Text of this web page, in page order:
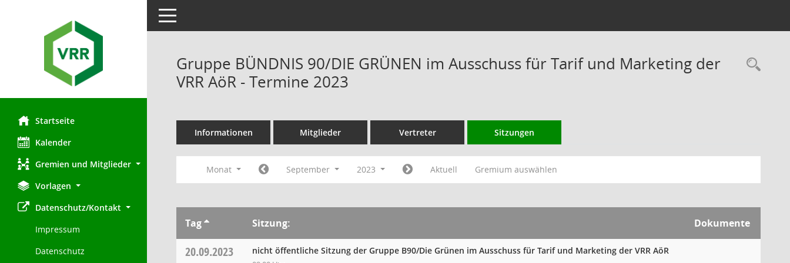
Startseite
Kalender
Gremien und Mitglieder
Vorlagen
Datenschutz/Kontakt
Impressum
Datenschutz
Toggle navigation
Gruppe BÜNDNIS 90/DIE GRÜNEN im Ausschuss für Tarif und Marketing der
VRR AöR - Termine 2023
Informationen Mitglieder Vertreter Sitzungen
Monat September 2023 Aktuell Gremium auswählen
Tag Sitzung: Dokumente
20.09.2023 nicht öffentliche Sitzung der Gruppe B90/Die Grünen im Ausschuss für Tarif und Marketing der VRR AöR